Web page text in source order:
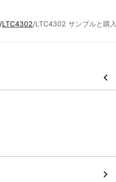
LTC4302 LTC4302 サンプルと購入